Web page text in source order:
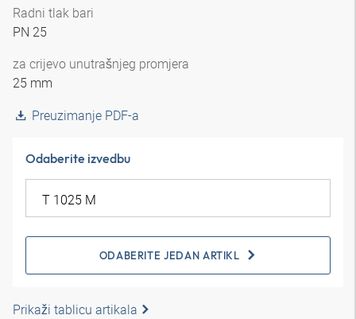
Radni tlak bari
PN 25
za crijevo unutrašnjeg promjera
25 mm
Preuzimanje PDF-a
Odaberite izvedbu
ODABERITE JEDAN ARTIKL
Prikaži tablicu artikala